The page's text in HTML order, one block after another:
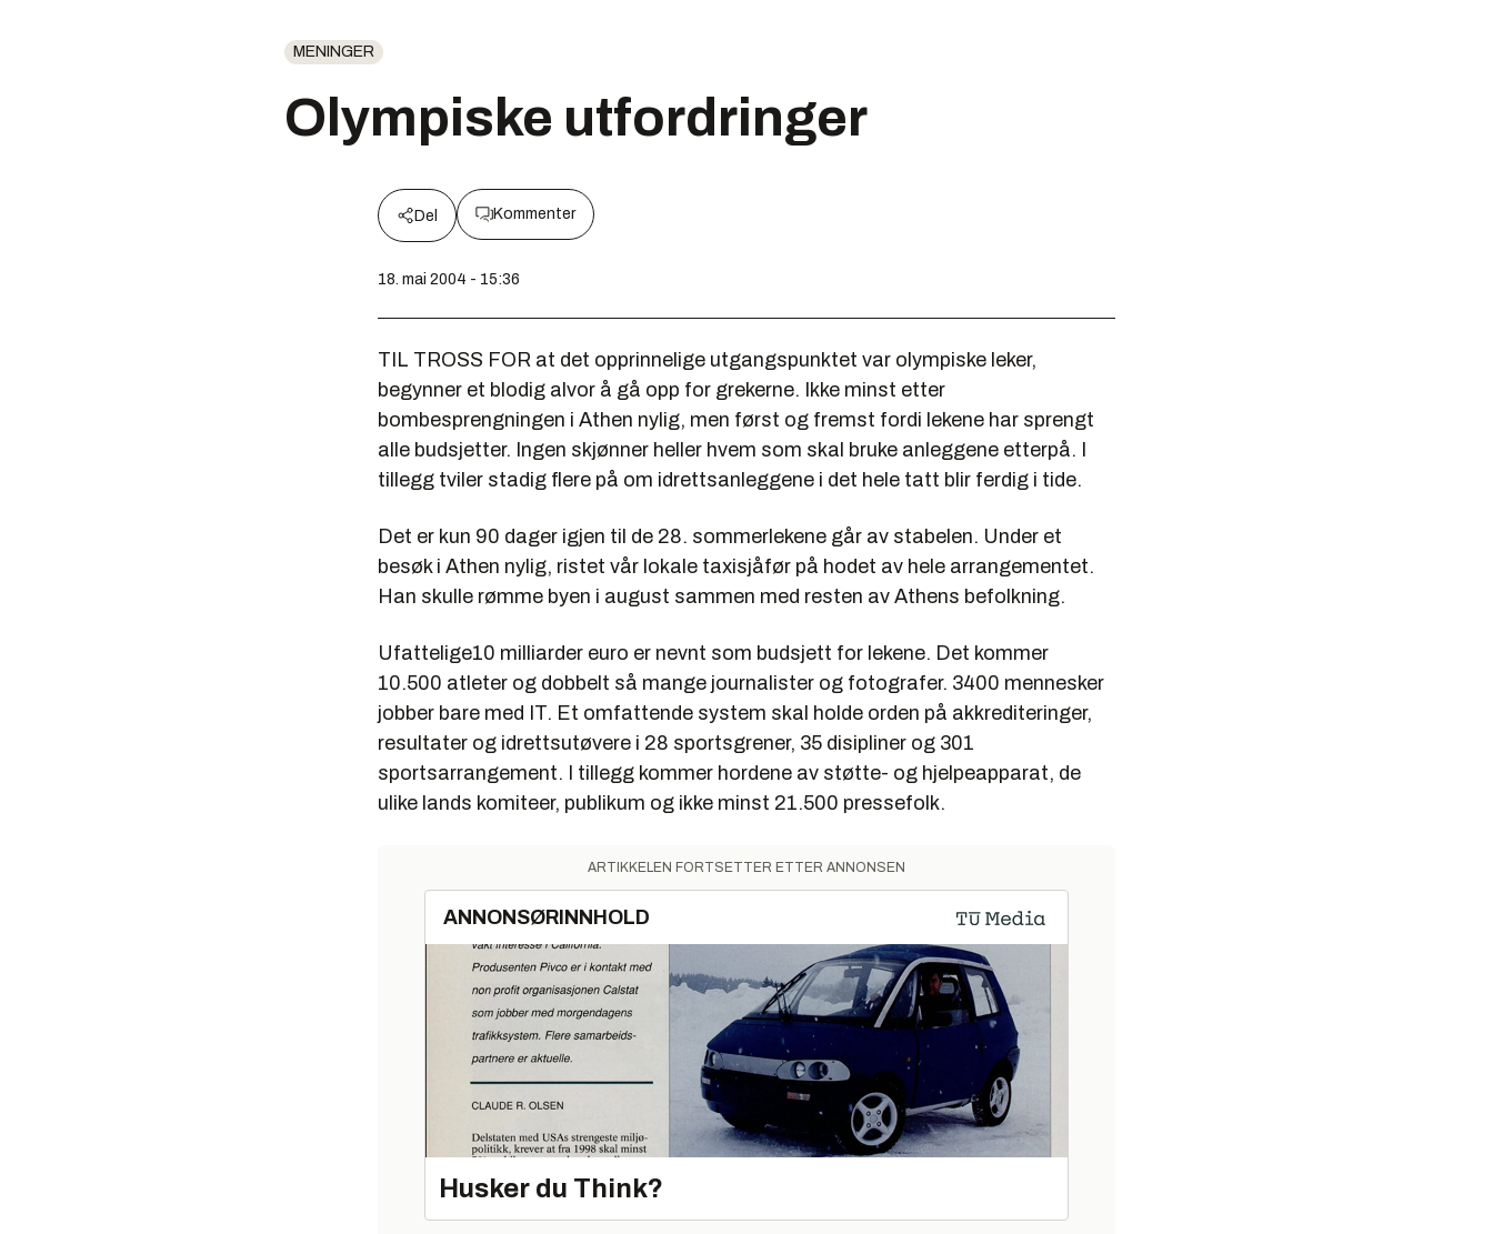
MENINGER
Olympiske utfordringer
Del Kommenter
18. mai 2004 - 15:36
TIL TROSS FOR at det opprinnelige utgangspunktet var olympiske leker,
begynner et blodig alvor å gå opp for grekerne. Ikke minst etter
bombesprengningen i Athen nylig, men først og fremst fordi lekene har sprengt
alle budsjetter. Ingen skjønner heller hvem som skal bruke anleggene etterpå. I
tillegg tviler stadig flere på om idrettsanleggene i det hele tatt blir ferdig i tide.
Det er kun 90 dager igjen til de 28. sommerlekene går av stabelen. Under et
besøk i Athen nylig, ristet vår lokale taxisjåfør på hodet av hele arrangementet.
Han skulle rømme byen i august sammen med resten av Athens befolkning.
Ufattelige10 milliarder euro er nevnt som budsjett for lekene. Det kommer
10.500 atleter og dobbelt så mange journalister og fotografer. 3400 mennesker
jobber bare med IT. Et omfattende system skal holde orden på akkrediteringer,
resultater og idrettsutøvere i 28 sportsgrener, 35 disipliner og 301
sportsarrangement. I tillegg kommer hordene av støtte- og hjelpeapparat, de
ulike lands komiteer, publikum og ikke minst 21.500 pressefolk.
ARTIKKELEN FORTSETTER ETTER ANNONSEN
ANNONSØRINNHOLD
Husker du Think?